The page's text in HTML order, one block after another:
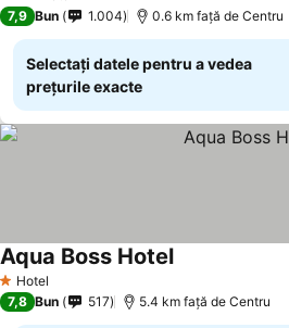
7,9 Bun 1.004 0.6 km faţă de Centru
Selectați datele pentru a vedea
prețurile exacte
1 Stele
Hotel
Aqua Boss HotelVedeți prețurile
7,8 Bun 517 5.4 km faţă de Centru